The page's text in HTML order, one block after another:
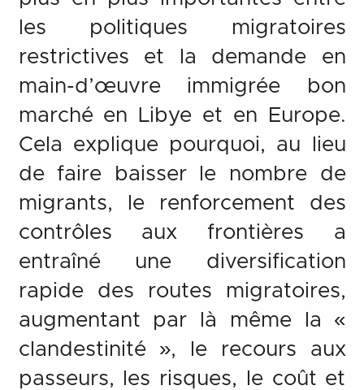
les politiques migratoires
restrictives et la demande en
main-d’œuvre immigrée bon
marché en Libye et en Europe.
Cela explique pourquoi, au lieu
de faire baisser le nombre de
migrants, le renforcement des
contrôles aux frontières a
entraîné une diversification
rapide des routes migratoires,
augmentant par là même la «
clandestinité », le recours aux
passeurs, les risques, le coût et